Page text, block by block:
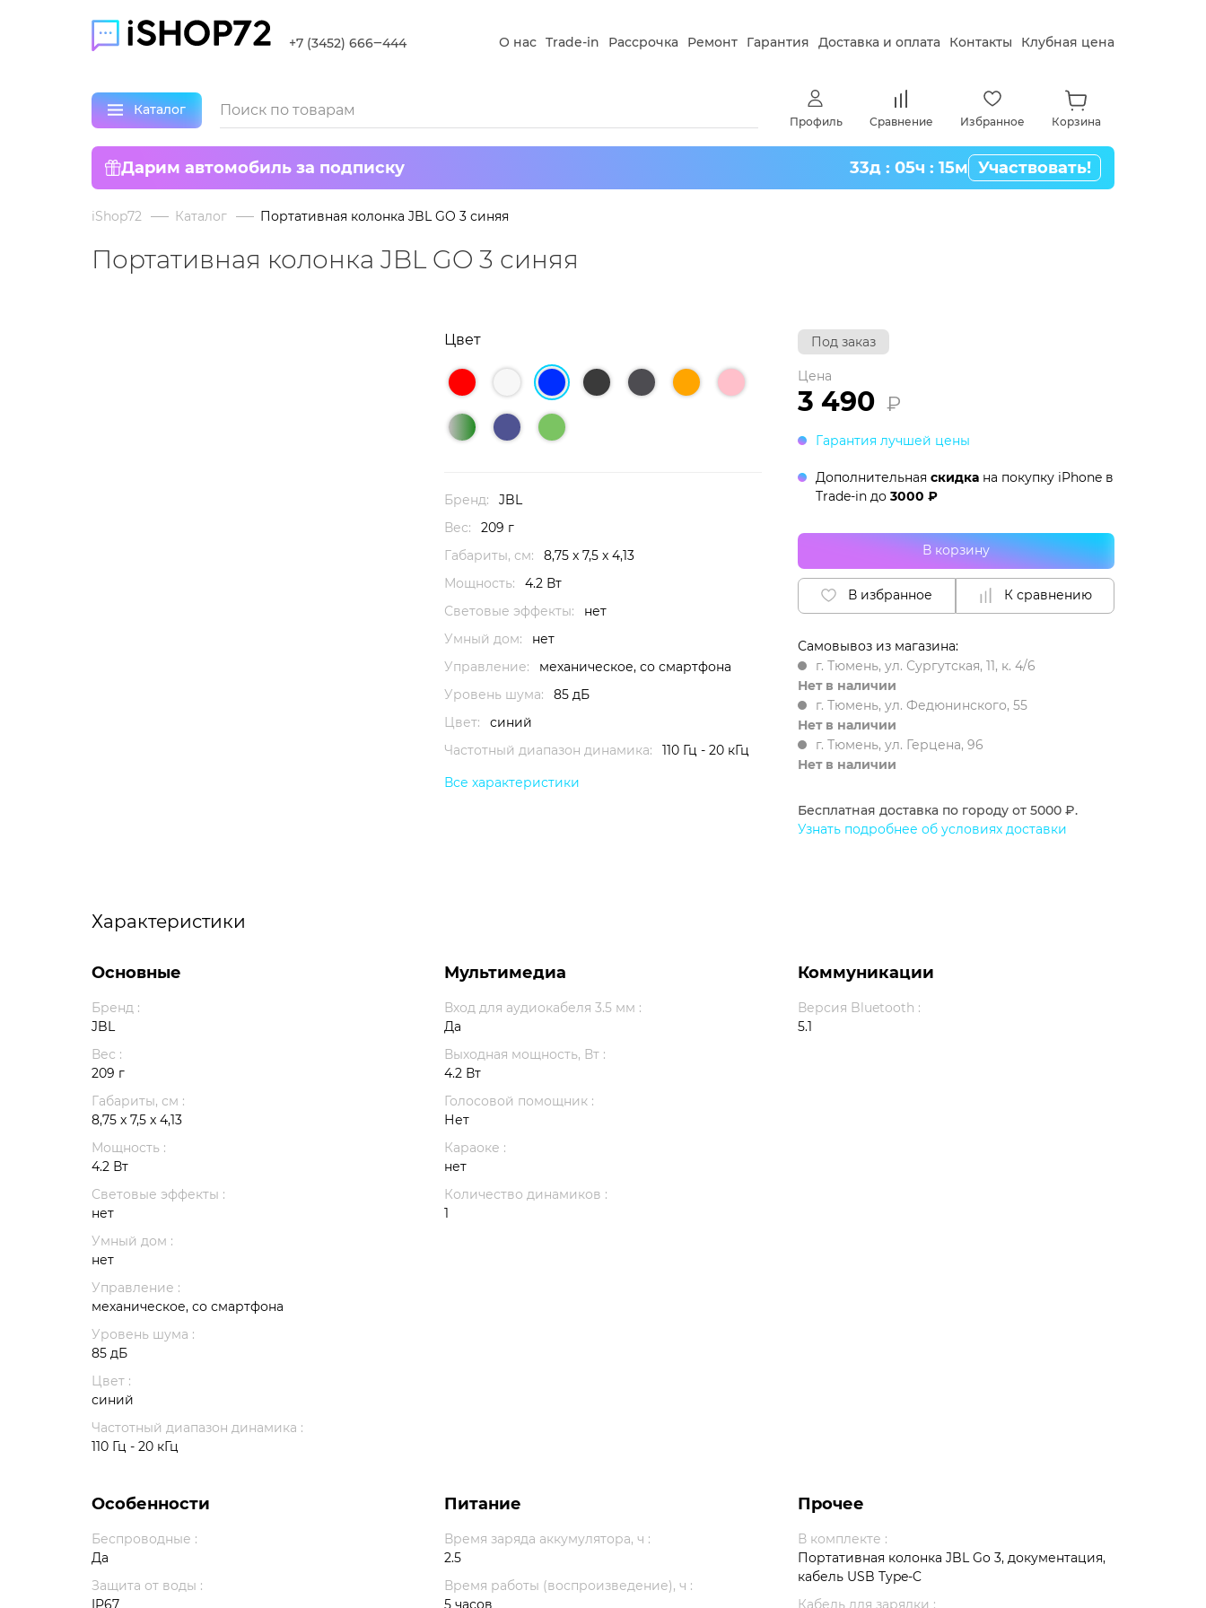
+7 (3452) 666‒444 О нас Trade-in Рассрочка Ремонт Гарантия Доставка и оплата Контакты Клубная цена
Каталог
Профиль Сравнение Избранное Корзина
Дарим автомобиль за подписку 33д : 05ч : 15м Участвовать!
iShop72 Каталог Портативная колонка JBL GO 3 синяя
Портативная колонка JBL GO 3 синяя
Цвет
Бренд:
JBL
Вес:
209 г
Габариты, см:
8,75 x 7,5 x 4,13
Мощность:
4.2 Вт
Световые эффекты:
нет
Умный дом:
нет
Управление:
механическое, со смартфона
Уровень шума:
85 дБ
Цвет:
синий
Частотный диапазон динамика:
110 Гц - 20 кГц
Все характеристики
Под заказ
Цена
3 490 ₽
Гарантия лучшей цены
Дополнительная скидкана покупку iPhone в
Trade-inдо 3000 ₽
В корзину
В избранное К сравнению
Самовывоз из магазина:
г. Тюмень, ул. Сургутская, 11, к. 4/6
Нет в наличии
г. Тюмень, ул. Федюнинского, 55
Нет в наличии
г. Тюмень, ул. Герцена, 96
Нет в наличии
Бесплатная доставка по городу от 5000 ₽.
Узнать подробнее об условиях доставки
Характеристики
Основные
Бренд :
JBL
Вес :
209 г
Габариты, см :
8,75 x 7,5 x 4,13
Мощность :
4.2 Вт
Световые эффекты :
нет
Умный дом :
нет
Управление :
механическое, со смартфона
Уровень шума :
85 дБ
Цвет :
синий
Частотный диапазон динамика :
110 Гц - 20 кГц
Мультимедиа
Вход для аудиокабеля 3.5 мм :
Да
Выходная мощность, Вт :
4.2 Вт
Голосовой помощник :
Нет
Караоке :
нет
Количество динамиков :
1
Коммуникации
Версия Bluetooth :
5.1
Особенности
Беспроводные :
Да
Защита от воды :
IP67
Питание
Время заряда аккумулятора, ч :
2.5
Время работы (воспроизведение), ч :
5 часов
Прочее
В комплекте :
Портативная колонка JBL Go 3, документация,
кабель USB Type-C
Кабель для зарядки :